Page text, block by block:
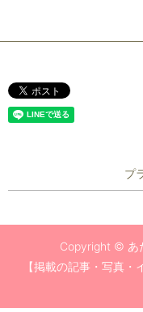
プ
Copyright © あ
【掲載の記事・写真